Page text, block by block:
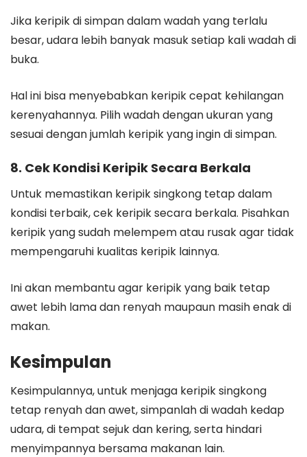
Jika keripik di simpan dalam wadah yang terlalu
besar, udara lebih banyak masuk setiap kali wadah di
buka.
Hal ini bisa menyebabkan keripik cepat kehilangan
kerenyahannya. Pilih wadah dengan ukuran yang
sesuai dengan jumlah keripik yang ingin di simpan.
8. Cek Kondisi Keripik Secara Berkala
Untuk memastikan keripik singkong tetap dalam
kondisi terbaik, cek keripik secara berkala. Pisahkan
keripik yang sudah melempem atau rusak agar tidak
mempengaruhi kualitas keripik lainnya.
Ini akan membantu agar keripik yang baik tetap
awet lebih lama dan renyah maupaun masih enak di
makan.
Kesimpulan
Kesimpulannya, untuk menjaga keripik singkong
tetap renyah dan awet, simpanlah di wadah kedap
udara, di tempat sejuk dan kering, serta hindari
menyimpannya bersama makanan lain.